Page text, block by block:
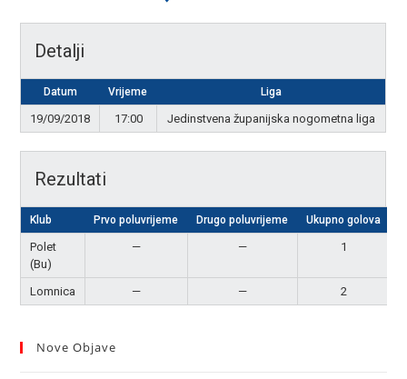
Detalji
Datum Vrijeme Liga
19/09/2018 17:00 Jedinstvena županijska nogometna liga
Rezultati
Klub Prvo poluvrijeme Drugo poluvrijeme Ukupno golova
Polet
(Bu)
— — 1
Lomnica — — 2
Nove Objave